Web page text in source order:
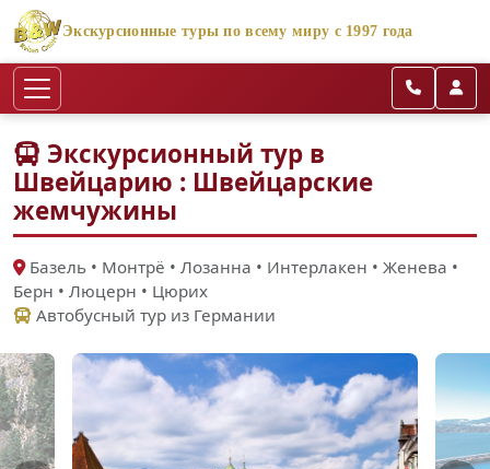
Экскурсионные туры по всему миру с 1997 года
Экскурсионный тур в
Швейцарию : Швейцарские
жемчужины
Базель • Монтрё • Лозанна • Интерлакен • Женева •
Берн • Люцерн • Цюрих
Автобусный тур из Германии